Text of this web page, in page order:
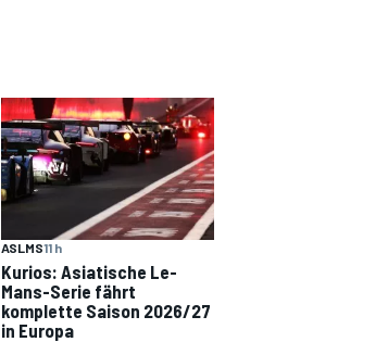
ASLMS11 h
Kurios: Asiatische Le-
Mans-Serie fährt
komplette Saison 2026/27
in Europa